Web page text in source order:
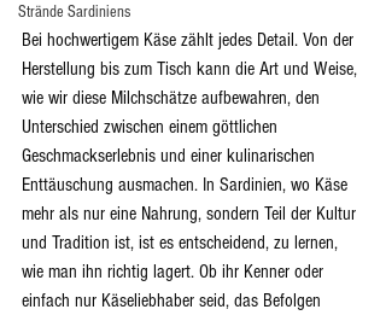
Strände Sardiniens
Bei hochwertigem Käse zählt jedes Detail. Von der
Herstellung bis zum Tisch kann die Art und Weise,
wie wir diese Milchschätze aufbewahren, den
Unterschied zwischen einem göttlichen
Geschmackserlebnis und einer kulinarischen
Enttäuschung ausmachen. In Sardinien, wo Käse
mehr als nur eine Nahrung, sondern Teil der Kultur
und Tradition ist, ist es entscheidend, zu lernen,
wie man ihn richtig lagert. Ob ihr Kenner oder
einfach nur Käseliebhaber seid, das Befolgen